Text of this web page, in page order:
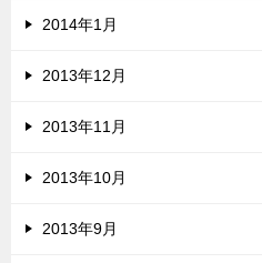
2014年1月
2013年12月
2013年11月
2013年10月
2013年9月